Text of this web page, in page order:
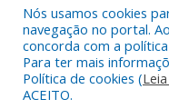
Todos os direitos
Nós usamos cookies
navegação no portal.
concorda com a
Para ter mais
Política de cookies (
ACEITO.